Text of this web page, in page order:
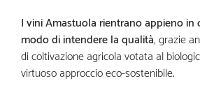
I vini Amastuola rientrano appieno
modo di intendere la qualità, grazie
di coltivazione agricola votata al
virtuoso approccio eco-sostenibile.